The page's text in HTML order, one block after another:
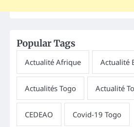
Popular Tags